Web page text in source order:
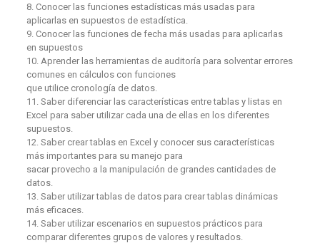
8. Conocer las funciones estadísticas más usadas para
aplicarlas en supuestos de estadística.
9. Conocer las funciones de fecha más usadas para aplicarlas
en supuestos
10. Aprender las herramientas de auditoría para solventar errores
comunes en cálculos con funciones
que utilice cronología de datos.
11. Saber diferenciar las características entre tablas y listas en
Excel para saber utilizar cada una de ellas en los diferentes
supuestos.
12. Saber crear tablas en Excel y conocer sus características
más importantes para su manejo para
sacar provecho a la manipulación de grandes cantidades de
datos.
13. Saber utilizar tablas de datos para crear tablas dinámicas
más eficaces.
14. Saber utilizar escenarios en supuestos prácticos para
comparar diferentes grupos de valores y resultados.